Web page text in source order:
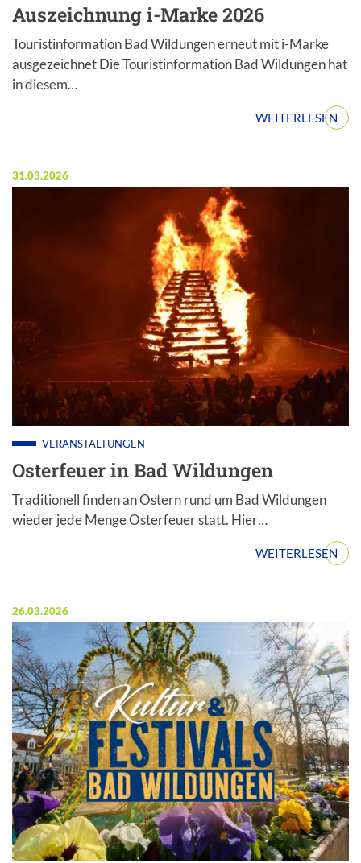
Auszeichnung i-Marke 2026
Touristinformation Bad Wildungen erneut mit i-Marke
ausgezeichnet Die Touristinformation Bad Wildungen hat
in diesem…
WEITERLESEN
Veröffentlicht am:
31.03.2026
Osterfeuer in Bad Wildungen
VERANSTALTUNGEN
Traditionell finden an Ostern rund um Bad Wildungen
wieder jede Menge Osterfeuer statt. Hier…
WEITERLESEN
Veröffentlicht am:
26.03.2026